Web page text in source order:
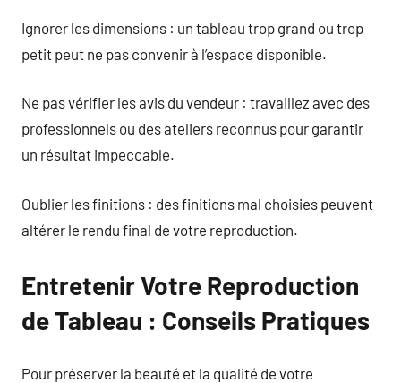
Ignorer les dimensions : un tableau trop grand ou trop
petit peut ne pas convenir à l’espace disponible.
Ne pas vérifier les avis du vendeur : travaillez avec des
professionnels ou des ateliers reconnus pour garantir
un résultat impeccable.
Oublier les finitions : des finitions mal choisies peuvent
altérer le rendu final de votre reproduction.
Entretenir Votre Reproduction
de Tableau : Conseils Pratiques
Pour préserver la beauté et la qualité de votre